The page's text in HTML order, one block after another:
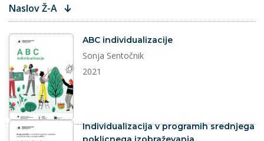
Naslov Ž-A
dokument
ABC individualizacije
Sonja Sentočnik
2021
dokument
Individualizacija v programih srednjega